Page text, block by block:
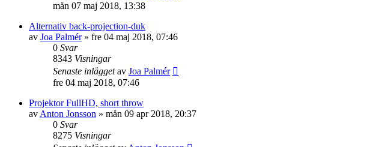
mån 07 maj 2018, 13:38
Alternativ back-projection-duk
av Joa Palmér» fre 04 maj 2018, 07:46
0 Svar
8343 Visningar
Senaste inläggetav Joa Palmér
fre 04 maj 2018, 07:46
Projektor FullHD, short throw
av Anton Jonsson » mån 09 apr 2018, 20:37
0 Svar
8275 Visningar